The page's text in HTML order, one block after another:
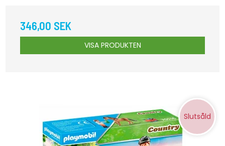
346,00 SEK
VISA PRODUKTEN
Slutsåld